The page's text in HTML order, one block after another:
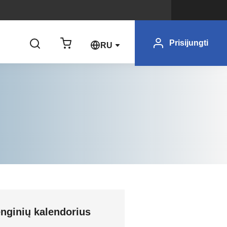
RU Prisijungti
kalendorius